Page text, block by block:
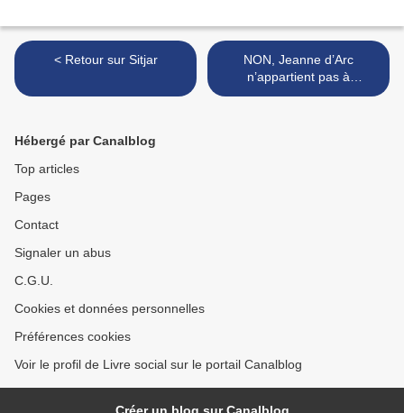
< Retour sur Sitjar
NON, Jeanne d’Arc
n’appartient pas à
l'extrême-droite >
Hébergé par Canalblog
Top articles
Pages
Contact
Signaler un abus
C.G.U.
Cookies et données personnelles
Préférences cookies
Voir le profil de Livre social sur le portail Canalblog